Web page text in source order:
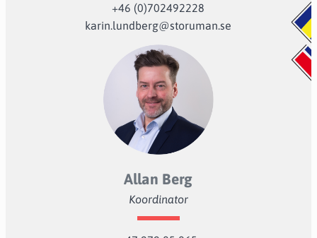
+46 (0)702492228
karin.lundberg@storuman.se
Allan Berg
Koordinator